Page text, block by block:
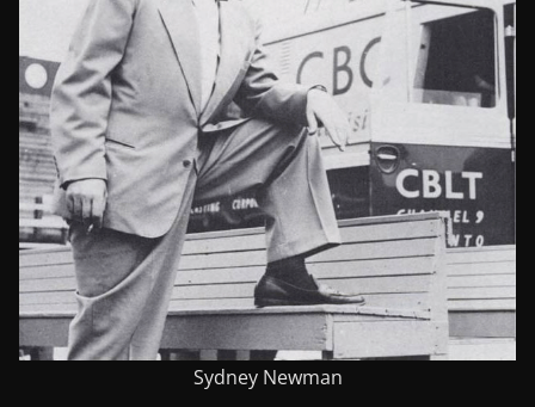
Sydney Newman